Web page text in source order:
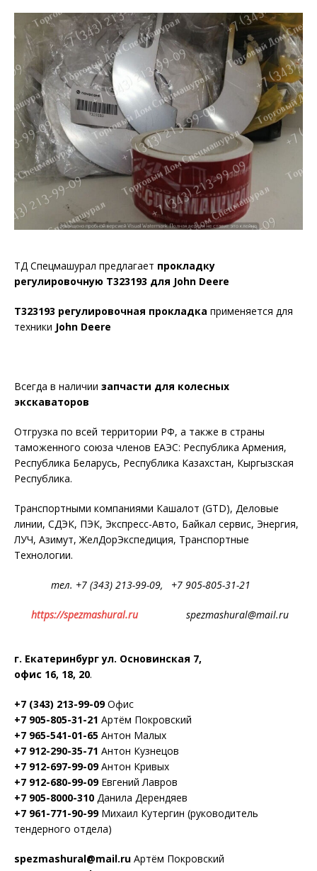
ТД Спецмашурал предлагает прокладку
регулировочную T323193 для John Deere
T323193 регулировочная прокладка применяется для
техники John Deere
Всегда в наличии запчасти для колесных
экскаваторов
Отгрузка по всей территории РФ, а также в страны
таможенного союза членов ЕАЭС: Республика Армения,
Республика Беларусь, Республика Казахстан, Кыргызская
Республика.
Транспортными компаниями Кашалот (GTD), Деловые
линии, СДЭК, ПЭК, Экспресс-Авто, Байкал сервис, Энергия,
ЛУЧ, Азимут, ЖелДорЭкспедиция, Транспортные
Технологии.
тел. +7 (343) 213-99-09, +7 905-805-31-21
https://spezmashural.ru spezmashural@mail.ru
г. Екатеринбург ул. Основинская 7,
офис 16, 18, 20.
+7 (343) 213-99-09Офис
+7 905-805-31-21 Артём Покровский
+7 965-541-01-65 Антон Малых
+7 912-290-35-71 Антон Кузнецов
+7 912-697-99-09Антон Кривых
+7 912-680-99-09Евгений Лавров
+7 905-8000-310 Данила Дерендяев
+7 961-771-90-99Михаил Кутергин (руководитель
тендерного отдела)
spezmashural@mail.ru Артём Покровский